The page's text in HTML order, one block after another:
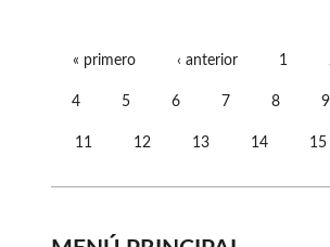
« primero ‹ anterior 1
4 5 6 7 8 9
11 12 13 14 15